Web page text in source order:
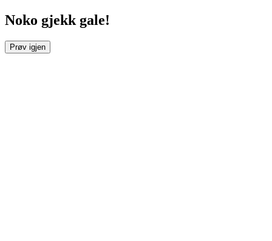
Noko gjekk gale!
Prøv igjen